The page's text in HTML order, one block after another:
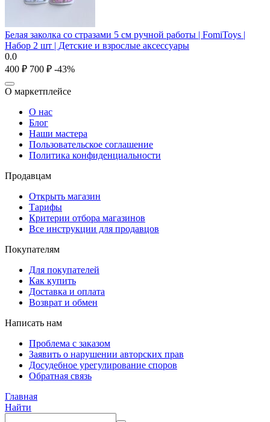
Белая заколка со стразами 5 см ручной работы | FomiToys |
Набор 2 шт | Детские и взрослые аксессуары
0.0
‍400‍ ₽ ‍700‍ ₽ -43%
О маркетплейсе
О нас
Блог
Наши мастера
Пользовательское соглашение
Политика конфиденциальности
Продавцам
Открыть магазин
Тарифы
Критерии отбора магазинов
Все инструкции для продавцов
Покупателям
Для покупателей
Как купить
Доставка и оплата
Возврат и обмен
Написать нам
Проблема с заказом
Заявить о нарушении авторских прав
Досудебное урегулирование споров
Обратная связь
Главная
Найти